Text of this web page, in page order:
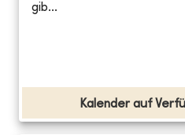
gib...
Kalender auf